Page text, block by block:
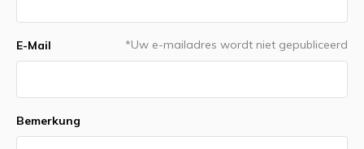
E-Mail *Uw e-mailadres wordt niet gepubliceerd
Bemerkung